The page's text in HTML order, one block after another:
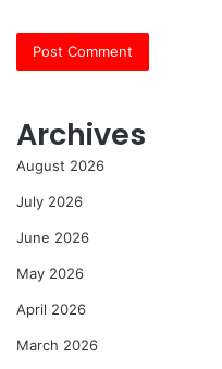
Archives
August 2026
July 2026
June 2026
May 2026
April 2026
March 2026